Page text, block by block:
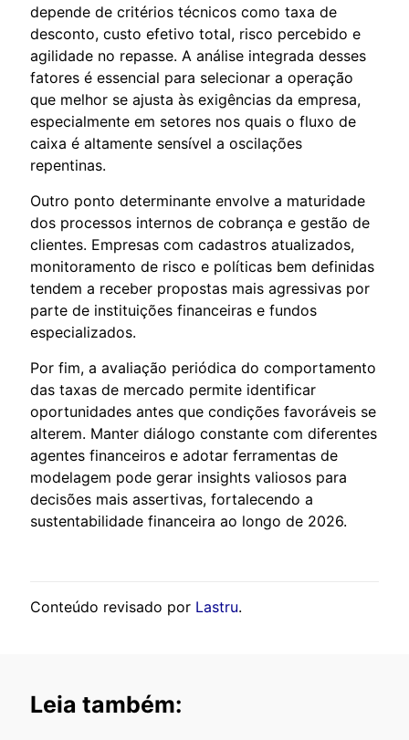
depende de critérios técnicos como taxa de
desconto, custo efetivo total, risco percebido e
agilidade no repasse. A análise integrada desses
fatores é essencial para selecionar a operação
que melhor se ajusta às exigências da empresa,
especialmente em setores nos quais o fluxo de
caixa é altamente sensível a oscilações
repentinas.
Outro ponto determinante envolve a maturidade
dos processos internos de cobrança e gestão de
clientes. Empresas com cadastros atualizados,
monitoramento de risco e políticas bem definidas
tendem a receber propostas mais agressivas por
parte de instituições financeiras e fundos
especializados.
Por fim, a avaliação periódica do comportamento
das taxas de mercado permite identificar
oportunidades antes que condições favoráveis se
alterem. Manter diálogo constante com diferentes
agentes financeiros e adotar ferramentas de
modelagem pode gerar insights valiosos para
decisões mais assertivas, fortalecendo a
sustentabilidade financeira ao longo de 2026.
Conteúdo revisado por Lastru.
Leia também: